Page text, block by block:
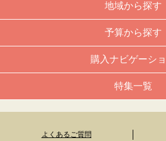
地域から探す
予算から探す
購入ナビゲーシ
特集一覧
よくあるご質問